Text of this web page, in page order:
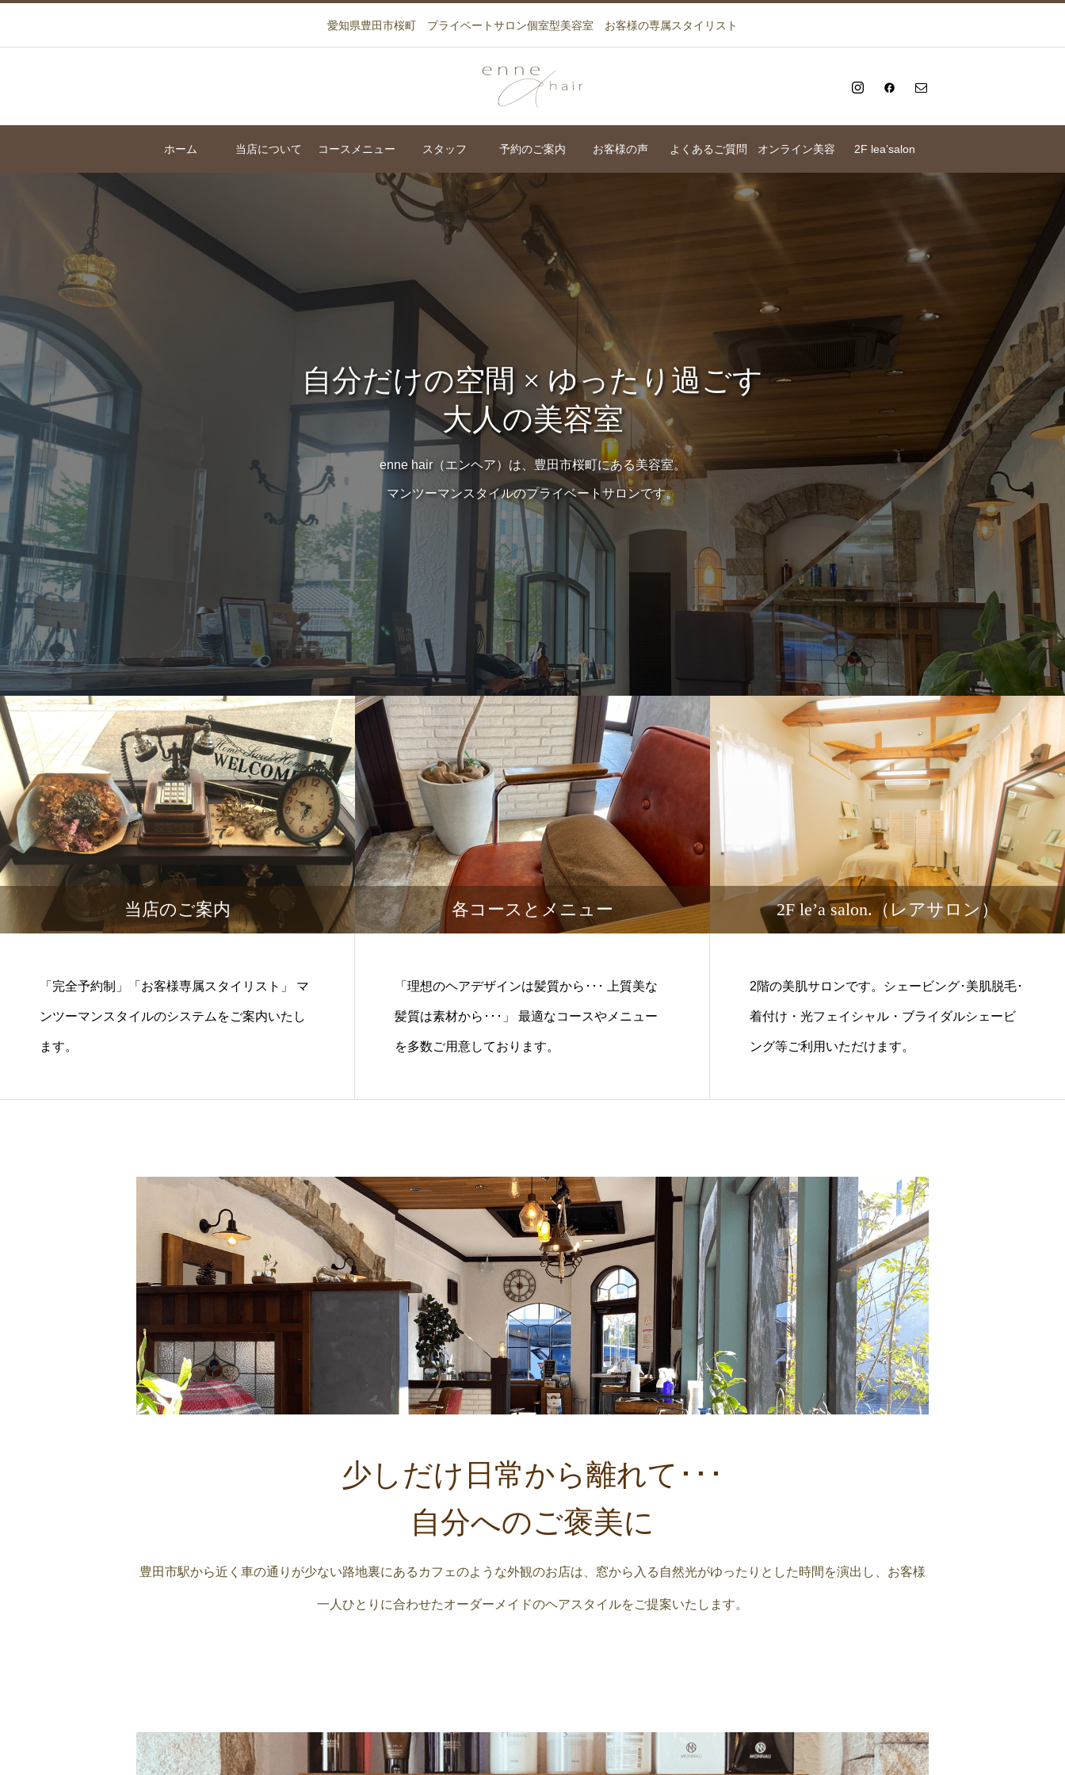
愛知県豊田市桜町 プライベートサロン個室型美容室 お客様の専属スタイリスト
ホーム 当店について コースメニュー スタッフ 予約のご案内 お客様の声 よくあるご質問 オンライン美容 2F lea’salon
当店のご案内
「完全予約制」「お客様専属スタイリスト」 マ
ンツーマンスタイルのシステムをご案内いたし
ます。
各コースとメニュー
「理想のヘアデザインは髪質から･･･ 上質美な
髪質は素材から･･･」 最適なコースやメニュー
を多数ご用意しております。
2F le’a salon.（レアサロン）
2階の美肌サロンです。シェービング･美肌脱毛･
着付け・光フェイシャル・ブライダルシェービ
ング等ご利用いただけます。
​少しだけ日常から離れて･･･
自分へのご褒美に
豊田市駅から近く車の通りが少ない路地裏にあるカフェのような外観のお店は、窓から入る自然光がゆったりとした時間を演出し、お客様
一人ひとりに合わせたオーダーメイドのヘアスタイルをご提案いたします。